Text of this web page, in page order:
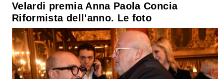
Velardi premia Anna Paola Concia
Riformista dell'anno. Le foto